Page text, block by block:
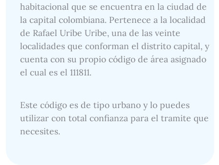
habitacional que se encuentra en la ciudad de
la capital colombiana. Pertenece a la localidad
de Rafael Uribe Uribe, una de las veinte
localidades que conforman el distrito capital, y
cuenta con su propio código de área asignado
el cual es el 111811.
Este código es de tipo urbano y lo puedes
utilizar con total confianza para el tramite que
necesites.